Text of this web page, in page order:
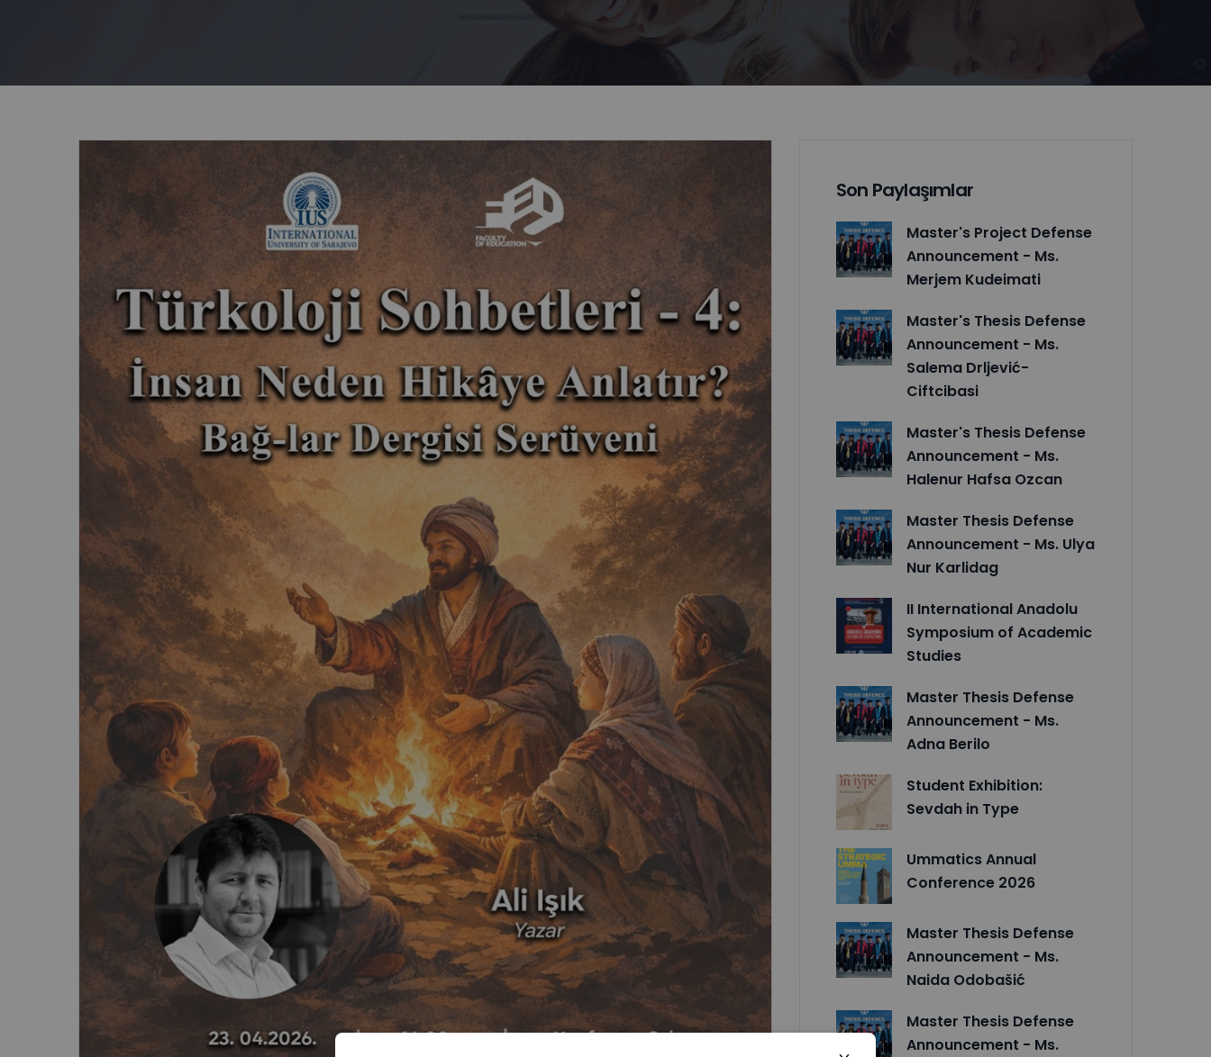
Son Paylaşımlar
Master's Project Defense
Announcement - Ms.
Merjem Kudeimati
Master's Thesis Defense
Announcement - Ms.
Salema Drljević-
Ciftcibasi
Master's Thesis Defense
Announcement - Ms.
Halenur Hafsa Ozcan
Master Thesis Defense
Announcement - Ms. Ulya
Nur Karlidag
II International Anadolu
Symposium of Academic
Studies
Master Thesis Defense
Announcement - Ms.
Adna Berilo
Student Exhibition:
Sevdah in Type
Ummatics Annual
Conference 2026
Master Thesis Defense
Announcement - Ms.
Naida Odobašić
Master Thesis Defense
Announcement - Ms.